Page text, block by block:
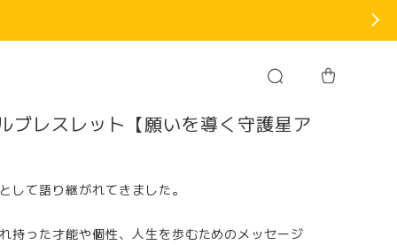
also accepts orders from overseas.
ブレスレット【願いを導く守護星ア
して語り継がれてきました。
持った才能や個性、人生を歩むためのメッセージ